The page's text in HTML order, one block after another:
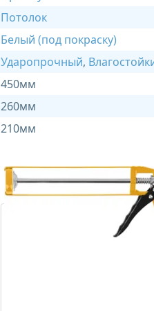
Потолок
Белый (под покраску)
Ударопрочный,
450мм
260мм
210мм